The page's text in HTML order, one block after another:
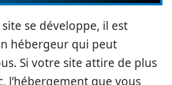
se développe, il est
hébergeur qui peut
Si votre site attire de plus
l’hébergement que vous